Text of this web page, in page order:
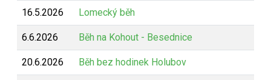
16.5.2026 Lomecký běh
6.6.2026 Běh na Kohout - Besednice
20.6.2026 Běh bez hodinek Holubov